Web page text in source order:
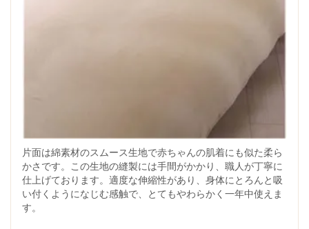
片面は綿素材のスムース生地で赤ちゃんの肌着にも似た柔ら
かさです。この生地の縫製には手間がかかり、職人が丁寧に
仕上げております。適度な伸縮性があり、身体にとろんと吸
い付くようになじむ感触で、とてもやわらかく一年中使えま
す。